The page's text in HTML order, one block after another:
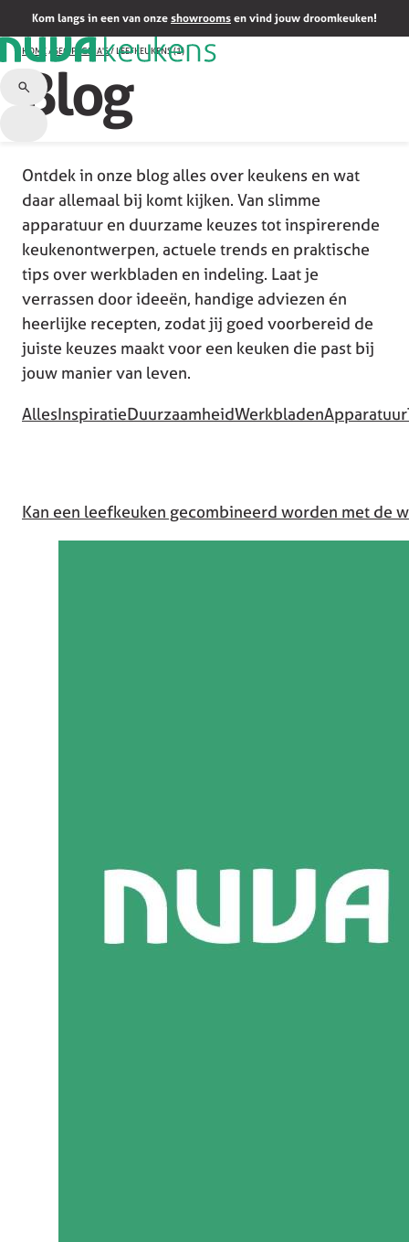
Kom langs in een van onze showrooms en vind jouw droomkeuken!
HOME/ SEO PAGINA'S/ LEEFKEUKENS (1)
Blog
Ontdek in onze blog alles over keukens en wat
daar allemaal bij komt kijken. Van slimme
apparatuur en duurzame keuzes tot inspirerende
keukenontwerpen, actuele trends en praktische
tips over werkbladen en indeling. Laat je
verrassen door ideeën, handige adviezen én
heerlijke recepten, zodat jij goed voorbereid de
juiste keuzes maakt voor een keuken die past bij
jouw manier van leven.
AllesInspiratieDuurzaamheidWerkbladenApparatuur
Kan een leefkeuken gecombineerd worden met de